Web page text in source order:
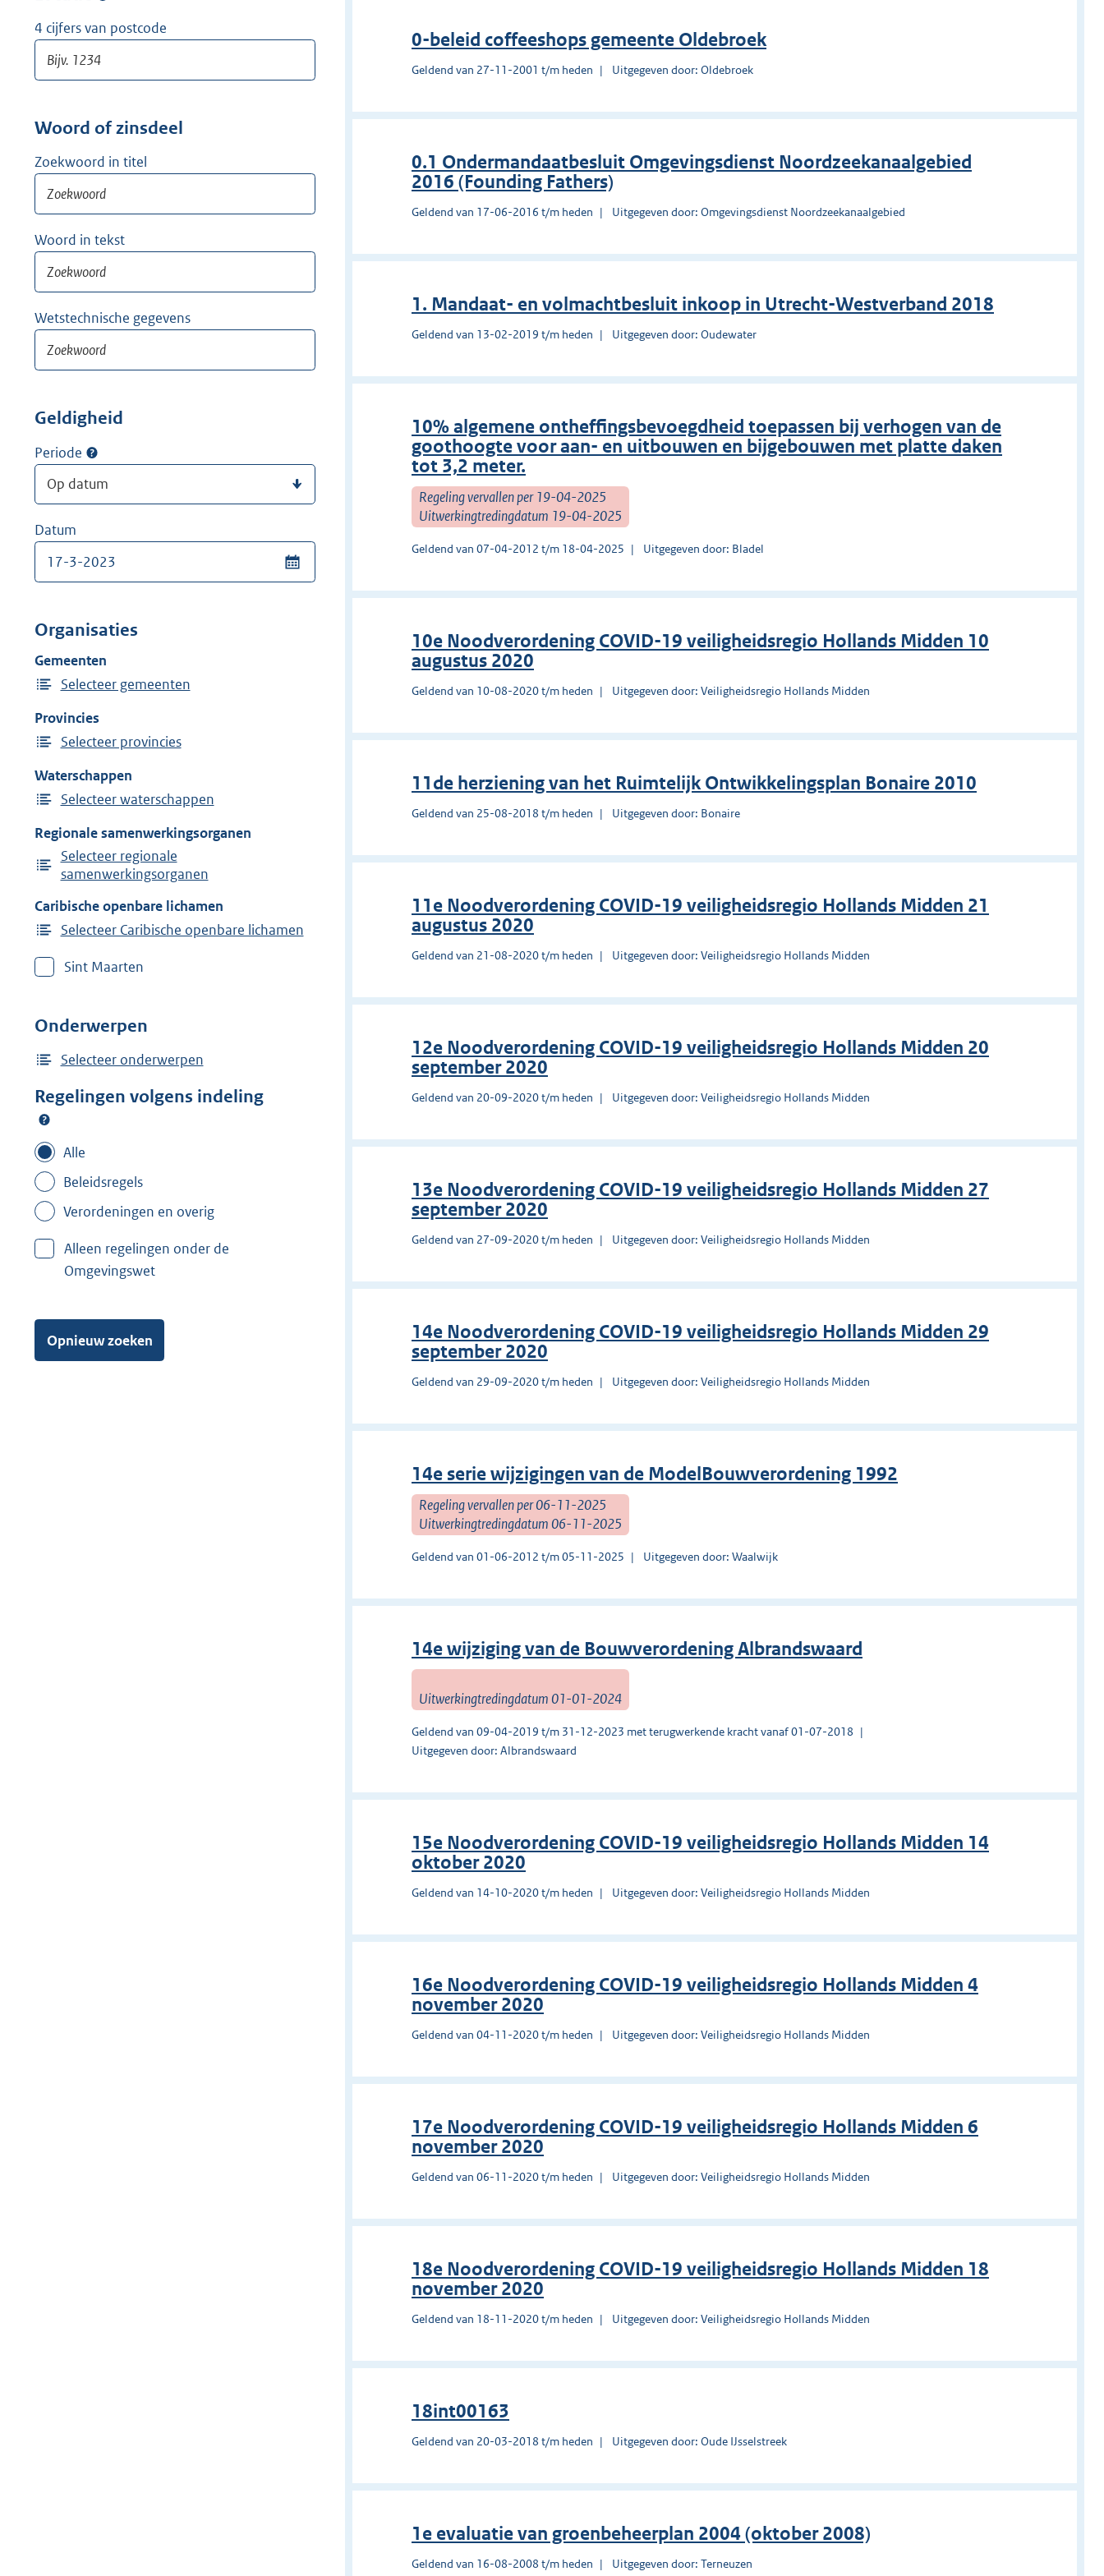
i
4 cijfers van postcode
Woord of zinsdeel
Zoekwoord in titel
Woord in tekst
Wetstechnische gegevens
Geldigheid
Periode
Datum
Organisaties
Gemeenten
Selecteer gemeenten
Provincies
Selecteer provincies
Waterschappen
Selecteer waterschappen
Regionale samenwerkingsorganen
Selecteer regionale
samenwerkingsorganen
Caribische openbare lichamen
Selecteer Caribische openbare lichamen
Sint Maarten
Onderwerpen
Selecteer onderwerpen
Regelingen volgens indeling
Alle
Beleidsregels
Verordeningen en overig
Alleen regelingen onder de
Omgevingswet
Opnieuw zoeken
0-beleid coffeeshops gemeente Oldebroek
Geldend van 27-11-2001 t/m heden Uitgegeven door: Oldebroek
0.1 Ondermandaatbesluit Omgevingsdienst Noordzeekanaalgebied
2016 (Founding Fathers)
Geldend van 17-06-2016 t/m heden Uitgegeven door: Omgevingsdienst Noordzeekanaalgebied
1. Mandaat- en volmachtbesluit inkoop in Utrecht-Westverband 2018
Geldend van 13-02-2019 t/m heden Uitgegeven door: Oudewater
10% algemene ontheffingsbevoegdheid toepassen bij verhogen van de
goothoogte voor aan- en uitbouwen en bijgebouwen met platte daken
tot 3,2 meter.
Regeling vervallen per 19-04-2025
Uitwerkingtredingdatum 19-04-2025
Geldend van 07-04-2012 t/m 18-04-2025 Uitgegeven door: Bladel
10e Noodverordening COVID-19 veiligheidsregio Hollands Midden 10
augustus 2020
Geldend van 10-08-2020 t/m heden Uitgegeven door: Veiligheidsregio Hollands Midden
11de herziening van het Ruimtelijk Ontwikkelingsplan Bonaire 2010
Geldend van 25-08-2018 t/m heden Uitgegeven door: Bonaire
11e Noodverordening COVID-19 veiligheidsregio Hollands Midden 21
augustus 2020
Geldend van 21-08-2020 t/m heden Uitgegeven door: Veiligheidsregio Hollands Midden
12e Noodverordening COVID-19 veiligheidsregio Hollands Midden 20
september 2020
Geldend van 20-09-2020 t/m heden Uitgegeven door: Veiligheidsregio Hollands Midden
13e Noodverordening COVID-19 veiligheidsregio Hollands Midden 27
september 2020
Geldend van 27-09-2020 t/m heden Uitgegeven door: Veiligheidsregio Hollands Midden
14e Noodverordening COVID-19 veiligheidsregio Hollands Midden 29
september 2020
Geldend van 29-09-2020 t/m heden Uitgegeven door: Veiligheidsregio Hollands Midden
14e serie wijzigingen van de ModelBouwverordening 1992
Regeling vervallen per 06-11-2025
Uitwerkingtredingdatum 06-11-2025
Geldend van 01-06-2012 t/m 05-11-2025 Uitgegeven door: Waalwijk
14e wijziging van de Bouwverordening Albrandswaard
Uitwerkingtredingdatum 01-01-2024
Geldend van 09-04-2019 t/m 31-12-2023 met terugwerkende kracht vanaf 01-07-2018
Uitgegeven door: Albrandswaard
15e Noodverordening COVID-19 veiligheidsregio Hollands Midden 14
oktober 2020
Geldend van 14-10-2020 t/m heden Uitgegeven door: Veiligheidsregio Hollands Midden
16e Noodverordening COVID-19 veiligheidsregio Hollands Midden 4
november 2020
Geldend van 04-11-2020 t/m heden Uitgegeven door: Veiligheidsregio Hollands Midden
17e Noodverordening COVID-19 veiligheidsregio Hollands Midden 6
november 2020
Geldend van 06-11-2020 t/m heden Uitgegeven door: Veiligheidsregio Hollands Midden
18e Noodverordening COVID-19 veiligheidsregio Hollands Midden 18
november 2020
Geldend van 18-11-2020 t/m heden Uitgegeven door: Veiligheidsregio Hollands Midden
18int00163
Geldend van 20-03-2018 t/m heden Uitgegeven door: Oude IJsselstreek
1e evaluatie van groenbeheerplan 2004 (oktober 2008)
Geldend van 16-08-2008 t/m heden Uitgegeven door: Terneuzen